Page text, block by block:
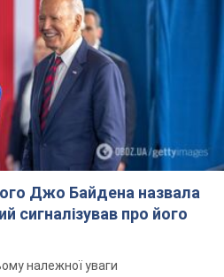
Джо Байдена назвала
сигналізував про його
належної уваги